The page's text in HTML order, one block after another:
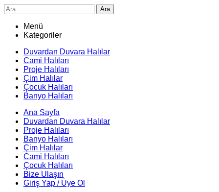
Ara
Menü
Kategoriler
Duvardan Duvara Halılar
Cami Halıları
Proje Halıları
Çim Halılar
Çocuk Halıları
Banyo Halıları
Ana Sayfa
Duvardan Duvara Halılar
Proje Halıları
Banyo Halıları
Çim Halılar
Cami Halıları
Çocuk Halıları
Bize Ulaşın
Giriş Yap / Üye Ol